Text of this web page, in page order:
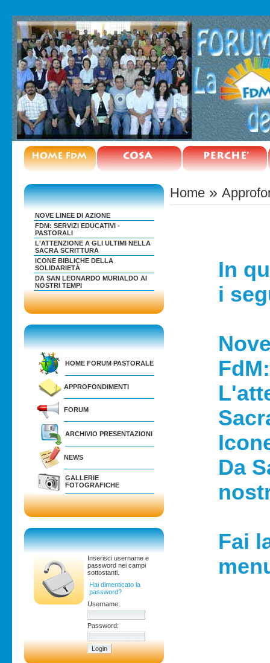
NOVE LINEE DI AZIONE
FDM: SERVIZI EDUCATIVI -
PASTORALI
L'ATTENZIONE A GLI ULTIMI NELLA
SACRA SCRITTURA
ICONE BIBLICHE DELLA
SOLIDARIETÀ
DA SAN LEONARDO MURIALDO AI
NOSTRI TEMPI
HOME FORUM PASTORALE
APPROFONDIMENTI
FORUM
ARCHIVIO PRESENTAZIONI
NEWS
GALLERIE
FOTOGRAFICHE
Inserisci username e
password nei campi
sottostanti.
Hai dimenticato la
password?
Username:
Password:
Home »
In
i
Da
Fai